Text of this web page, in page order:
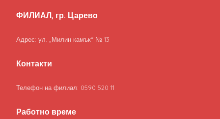
ФИЛИАЛ, гр. Царево
Адрес: ул. „Милин камък“ № 13
Контакти
Телефон на филиал: 0590 520 11
Работно време